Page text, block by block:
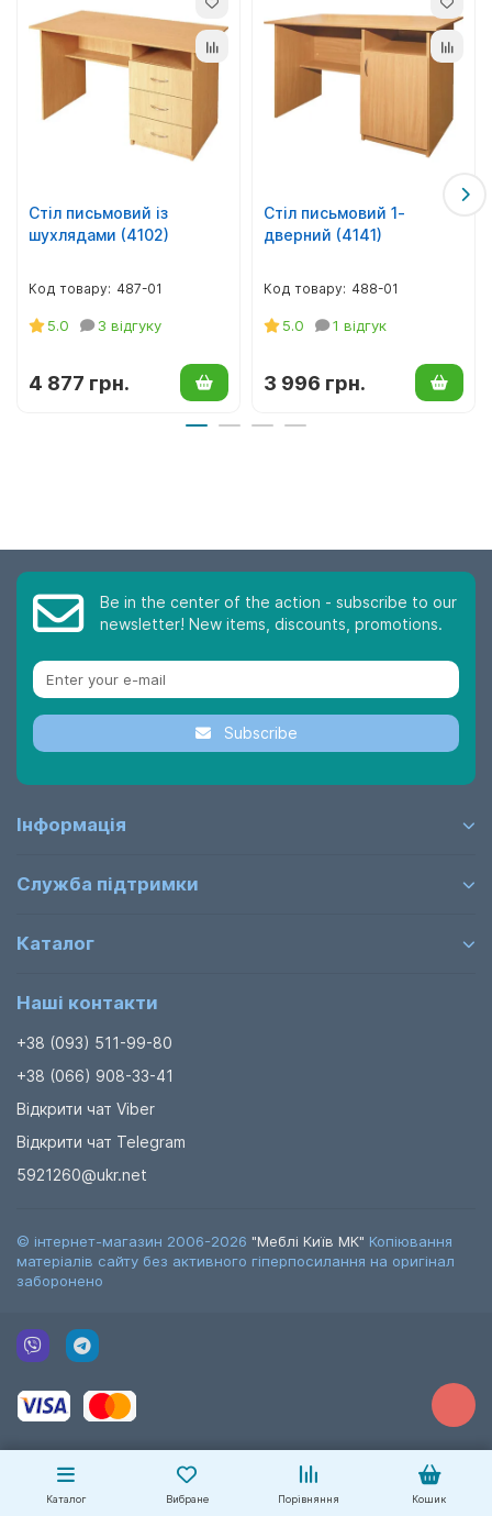
Стіл письмовий із
шухлядами (4102)
487-01
5.0 3 відгуку
4 877 грн.
Стіл письмовий 1-
дверний (4141)
488-01
5.0 1 відгук
3 996 грн.
Be in the center of the action - subscribe to our
newsletter! New items, discounts, promotions.
Subscribe
Інформація
Служба підтримки
Каталог
Наші контакти
+38 (093) 511-99-80
+38 (066) 908-33-41
Відкрити чат Viber
Відкрити чат Telegram
5921260@ukr.net
© інтернет-магазин 2006-2026 "Меблі Київ МК" Копіювання
матеріалів сайту без активного гіперпосилання на оригінал
заборонено
Каталог Вибране Порівняння Кошик